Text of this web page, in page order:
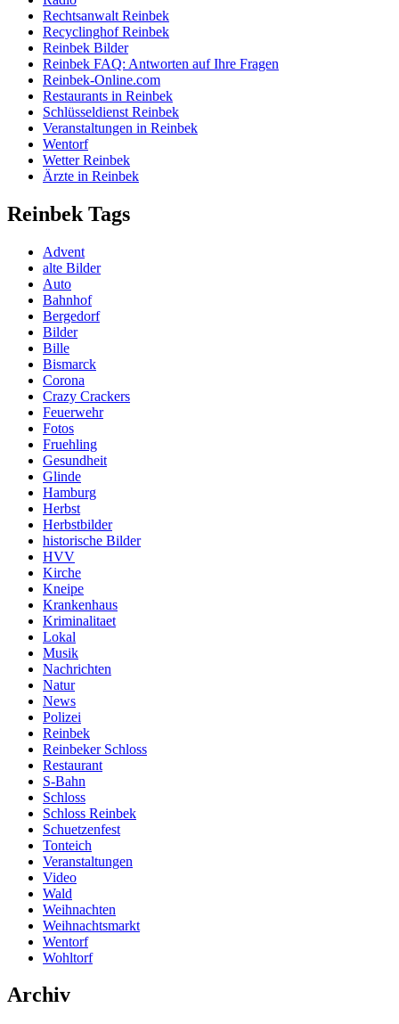
Rechtsanwalt Reinbek
Recyclinghof Reinbek
Reinbek Bilder
Reinbek FAQ: Antworten auf Ihre Fragen
Reinbek-Online.com
Restaurants in Reinbek
Schlüsseldienst Reinbek
Veranstaltungen in Reinbek
Wentorf
Wetter Reinbek
Ärzte in Reinbek
Reinbek Tags
Advent
alte Bilder
Auto
Bahnhof
Bergedorf
Bilder
Bille
Bismarck
Corona
Crazy Crackers
Feuerwehr
Fotos
Fruehling
Gesundheit
Glinde
Hamburg
Herbst
Herbstbilder
historische Bilder
HVV
Kirche
Kneipe
Krankenhaus
Kriminalitaet
Lokal
Musik
Nachrichten
Natur
News
Polizei
Reinbek
Reinbeker Schloss
Restaurant
S-Bahn
Schloss
Schloss Reinbek
Schuetzenfest
Tonteich
Veranstaltungen
Video
Wald
Weihnachten
Weihnachtsmarkt
Wentorf
Wohltorf
Archiv